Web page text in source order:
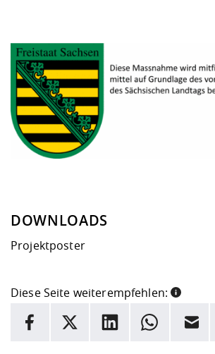
DOWNLOADS
Projektposter
Diese Seite weiterempfehlen:
INFORMATION
Hier stehen weitere Informationen
Facebook
X LinkedInWhatsappE-Mail